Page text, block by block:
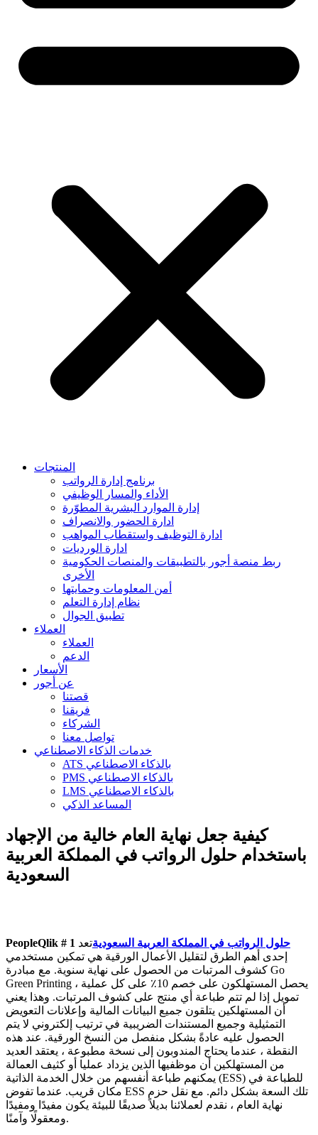
المنتجات
برنامج إدارة الرواتب
الأداء والمسار الوظيفي
إدارة الموارد البشرية المطوّرة
ادارة الحضور والانصراف
ادارة التوظيف واستقطاب المواهب
ادارة الورديات
ربط منصة أجور بالتطبيقات والمنصات الحكومية
الأخرى
أمن المعلومات وحمايتها
نظام إدارة التعلم
تطبيق الجوال
العملاء
العملاء
الدعم
الأسعار
عن أجور
قصتنا
فريقنا
الشركاء
تواصل معنا
خدمات الذكاء الاصطناعي
ATS بالذكاء الاصطناعي
PMS بالذكاء الاصطناعي
LMS بالذكاء الاصطناعي
المساعد الذكي
كيفية جعل نهاية العام خالية من الإجهاد
باستخدام حلول الرواتب في المملكة العربية
السعودية
PeopleQlik # 1 حلول الرواتب في المملكة العربية السعوديةتعد
إحدى أهم الطرق لتقليل الأعمال الورقية هي تمكين مستخدمي
كشوف المرتبات من الحصول على نهاية سنوية. مع مبادرة Go
Green Printing ، يحصل المستهلكون على خصم 10٪ على كل عملية
تمويل إذا لم تتم طباعة أي منتج على كشوف المرتبات. وهذا يعني
أن المستهلكين يتلقون جميع البيانات المالية وإعلانات التعويض
التمثيلية وجميع المستندات الضريبية في ترتيب إلكتروني لا يتم
الحصول عليه عادةً بشكل منفصل من النسخ الورقية. عند هذه
النقطة ، عندما يحتاج المندوبون إلى نسخة مطبوعة ، يعتقد العديد
من المستهلكين أن موظفيها الذين يزداد عمليا أو كثيف العمالة
يمكنهم طباعة أنفسهم من خلال الخدمة الذاتية (ESS) للطباعة في
مكان قريب. عندما تفوض ESS تلك السعة بشكل دائم. مع نقل حزم
نهاية العام ، نقدم لعملائنا بديلاً صديقًا للبيئة يكون مفيدًا ومفيدًا
ومعقولًا وآمنًا.